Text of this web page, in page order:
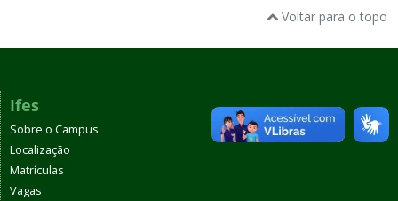
Voltar para o topo
Ifes
Sobre o Campus
Localização
Matrículas
Vagas